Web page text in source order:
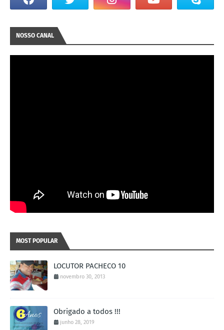
NOSSO CANAL
MOST POPULAR
LOCUTOR PACHECO 10
novembro 30, 2013
Obrigado a todos !!!
junho 28, 2019